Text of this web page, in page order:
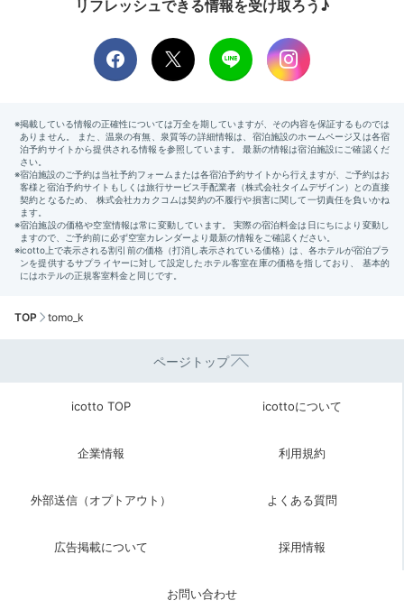
リフレッシュできる情報を受け取ろう♪
TOP tomo_k
ページトップ
icotto TOP icottoについて
企業情報 利用規約
外部送信（オプトアウト） よくある質問
広告掲載について 採用情報
お問い合わせ